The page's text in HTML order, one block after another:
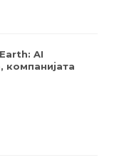
AI
компанијата